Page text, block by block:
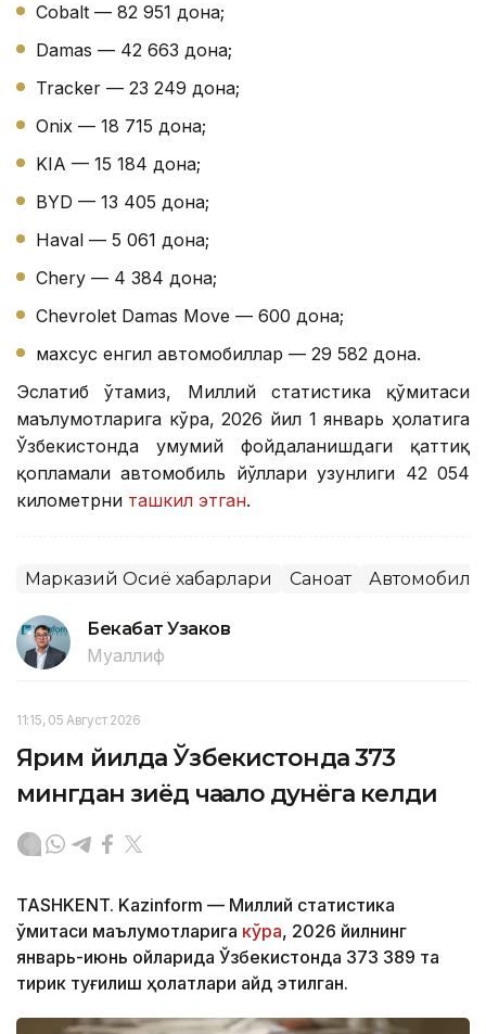
Cobalt — 82 951 дона;
Damas — 42 663 дона;
Tracker — 23 249 дона;
Onix — 18 715 дона;
KIA — 15 184 дона;
BYD — 13 405 дона;
Haval — 5 061 дона;
Chery — 4 384 дона;
Chevrolet Damas Move — 600 дона;
махсус енгил автомобиллар — 29 582 дона.
Эслатиб ўтамиз, Миллий статистика қўмитаси
маълумотларига кўра, 2026 йил 1 январь ҳолатига
Ўзбекистонда умумий фойдаланишдаги қаттиқ
қопламали автомобиль йўллари узунлиги 42 054
километрни ташкил этган.
Марказий Осиё хабарлари Саноат
Бекабат Узаков
Муаллиф
11:15, 05 Август 2026
Ярим йилда Ўзбекистонда 373
мингдан зиёд чақалоқ дунёга келди
TASHKENT. Kazinform — Миллий статистика
қўмитаси маълумотларига кўра, 2026 йилнинг
январь-июнь ойларида Ўзбекистонда 373 389 та
тирик туғилиш ҳолатлари қайд этилган.